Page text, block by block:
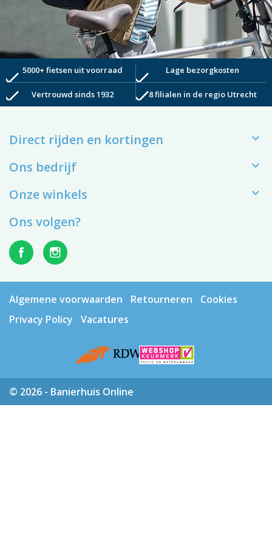
check5000+ fietsen uit voorraad check Lage bezorgkosten
check Vertrouwd sinds 1932 check8 filialen in de regio Utrecht
Direct rijden en kortingen 
Ons bedrijf 
Onze winkels 
Ons volgen?
Algemene voorwaarden Retourneren
Cookies
Privacy Policy
Vacatures
© 2026 - Banierhuis Online